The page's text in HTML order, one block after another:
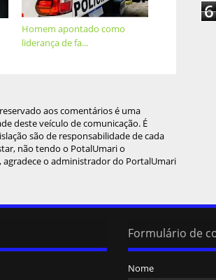
Homem apontado como
liderança de fa...
aos comentários é uma
deste veículo de comunicação. É
são de responsabilidade de cada
não tendo o PotalUmari o
o administrador do PortalUmari
6
Formulário de
Nome